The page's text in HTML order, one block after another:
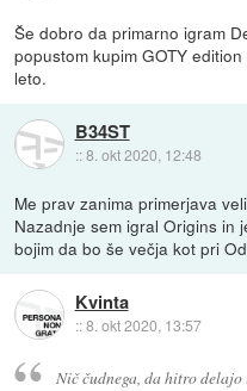
Še dobro da primarno igram
popustom kupim GOTY
leto.
B34ST
::8. okt 2020, 12:48
Me prav zanima primerjava
Nazadnje sem igral Origins in
bojim da bo še večja kot pri
Kvinta
::8. okt 2020, 13:57
Nič čudnega, da hitro